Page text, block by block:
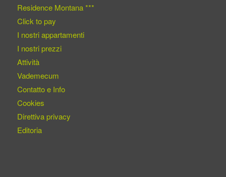
Residence Montana ***
Click to pay
I nostri appartamenti
I nostri prezzi
Attività
Vademecum
Contatto e Info
Cookies
Direttiva privacy
Editoria